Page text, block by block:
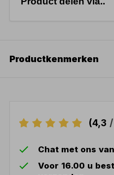
Productkenmerken
(4,3
Chat met ons
Voor 16.00 u